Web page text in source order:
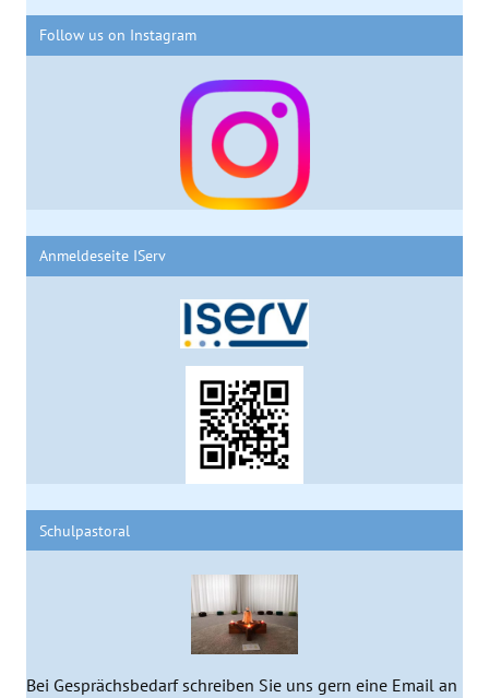
Follow us on Instagram
Anmeldeseite IServ
Schulpastoral
Bei Gesprächsbedarf schreiben Sie uns gern eine Email an